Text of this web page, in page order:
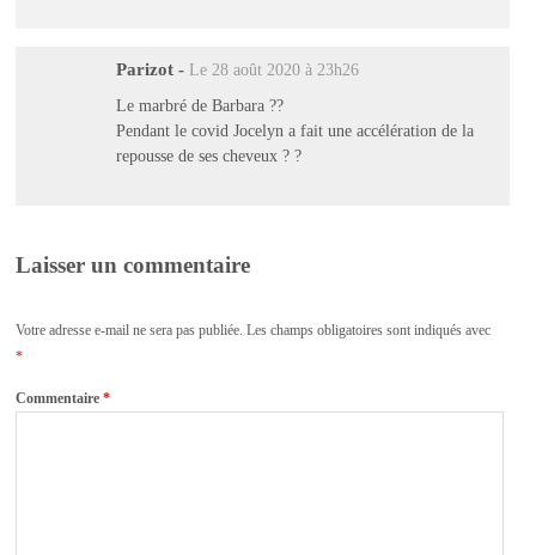
Parizot - Le 28 août 2020 à 23h26
Le marbré de Barbara ??
Pendant le covid Jocelyn a fait une accélération de la
repousse de ses cheveux ? ?
Laisser un commentaire
Votre adresse e-mail ne sera pas publiée. Les champs obligatoires sont indiqués avec
*
Commentaire*